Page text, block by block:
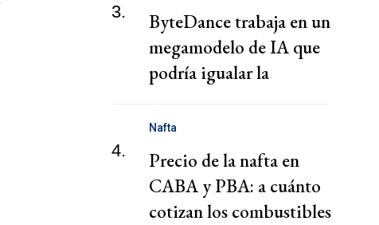
3.
ByteDance trabaja en un
megamodelo de IA que
podría igualar la
según el FT
4.
Nafta
Precio de la nafta en
CABA y PBA: a cuánto
cotizan los combustibles